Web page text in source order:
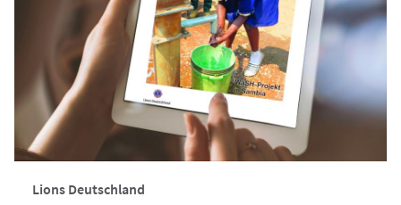
Lions Deutschland